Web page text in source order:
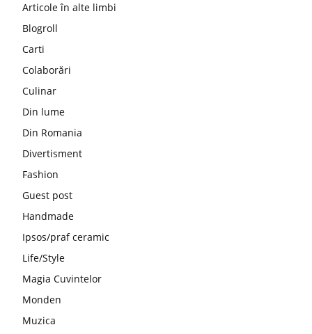
Articole în alte limbi
Blogroll
Carti
Colaborări
Culinar
Din lume
Din Romania
Divertisment
Fashion
Guest post
Handmade
Ipsos/praf ceramic
Life/Style
Magia Cuvintelor
Monden
Muzica